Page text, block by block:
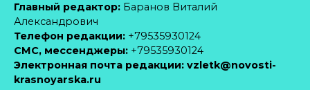
Главный редактор: Баранов Виталий
Александрович
Телефон редакции: +79535930124
CМС, мессенджеры: +79535930124
Электронная почта редакции: vzletk@novosti-
krasnoyarska.ru